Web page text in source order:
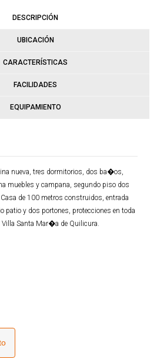
DESCRIPCIÓN
UBICACIÓN
CARACTERÍSTICAS
FACILIDADES
EQUIPAMIENTO
nueva, tres dormitorios, dos ba�os,
muebles y campana, segundo piso dos
de 100 metros construidos, entrada
patio y dos portones, protecciones en toda
Villa Santa Mar�a de Quilicura.